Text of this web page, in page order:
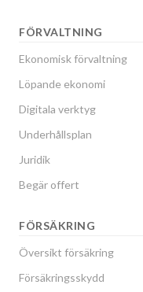
FÖRVALTNING
Ekonomisk förvaltning
Löpande ekonomi
Digitala verktyg
Underhållsplan
Juridik
Begär offert
FÖRSÄKRING
Översikt försäkring
Försäkringsskydd